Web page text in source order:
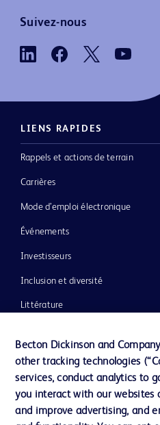
Suivez-nous
LIENS RAPIDES
Rappels et actions de terrain
Carrières
Mode d’emploi électronique
Événements
Investisseurs
Inclusion et diversité
Littérature
Notre entreprise
Éthique et conformité
Assistance
Becton Dickinson and
other tracking technologies
services, conduct analytics to
you interact with our websites
and improve advertising, and